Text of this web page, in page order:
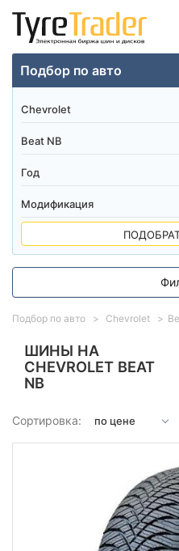
ШИНЫ НА
CHEVROLET BEAT
NB
Сортировка:
Подбор по авто Chevrolet
Подбор по авто
Диапазон цен
от
165